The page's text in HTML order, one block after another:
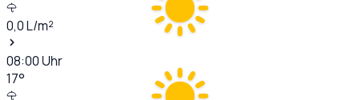
0,0L/m²
08:00Uhr
17°